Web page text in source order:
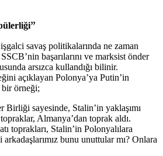
”
savaş politikalarında ne zaman
başarılarını ve marksist önder
arsızca kullandığı bilinir.
açıklayan Polonya’ya Putin’in
örneği;
Birliği sayesinde, Stalin’in yaklaşımı
Almanya’dan toprak aldı.
toprakları, Stalin’in Polonyalılara
arkadaşlarımız bunu unuttular mı? Onlara